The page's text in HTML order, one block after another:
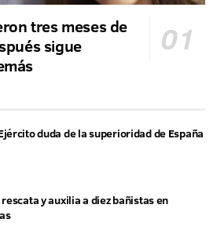
tres meses de
sigue
duda de la superioridad de España
y auxilia a diez bañistas en